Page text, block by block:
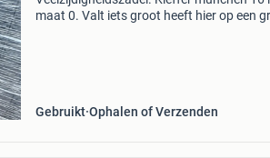
maat 0. Valt iets groot heeft hier op een
Gebruikt Ophalen of Verzenden